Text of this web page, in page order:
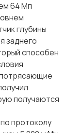
64 Мп
глубины
заднего
способен
получаются
протоколу